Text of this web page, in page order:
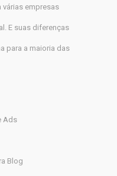
várias empresas
E suas diferenças
para a maioria das
Ads
Blog